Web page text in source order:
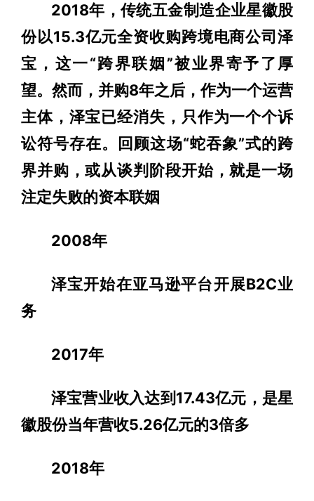
2018年，传统五金制造企业星徽股
份以15.3亿元全资收购跨境电商公司泽
宝，这一“跨界联姻”被业界寄予了厚
望。然而，并购8年之后，作为一个运营
主体，泽宝已经消失，只作为一个个诉
讼符号存在。回顾这场“蛇吞象”式的跨
界并购，或从谈判阶段开始，就是一场
注定失败的资本联姻
2008年
泽宝开始在亚马逊平台开展B2C业
务
2017年
泽宝营业收入达到17.43亿元，是星
徽股份当年营收5.26亿元的3倍多
2018年